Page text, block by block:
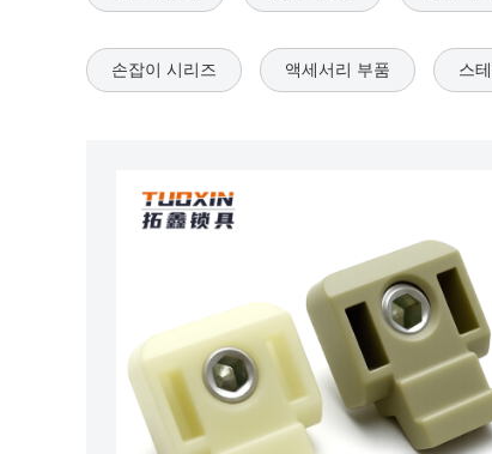
손잡이 시리즈 액세서리 부품 스